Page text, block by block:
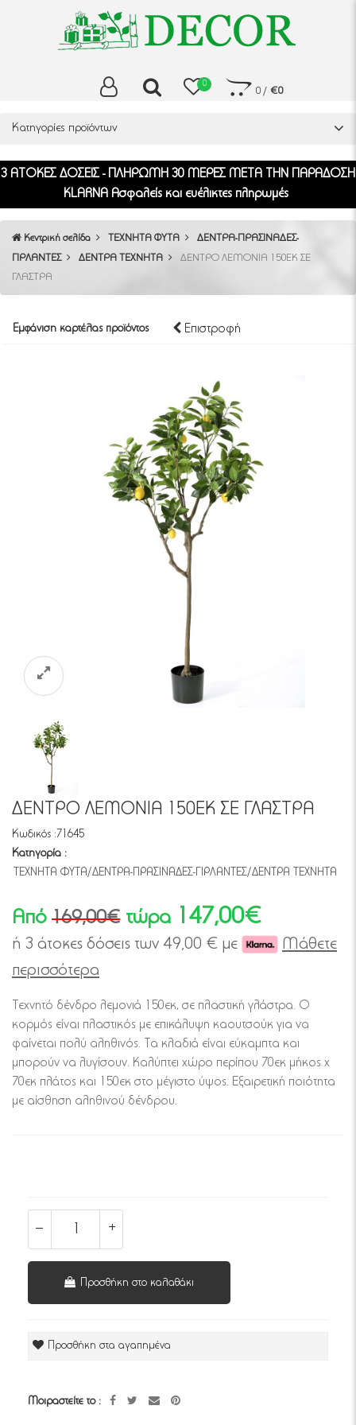
0
0/ €0
Κατηγορίες προϊόντων
3 ΑΤΟΚΕΣ ΔΟΣΕΙΣ - ΠΛΗΡΩΜΗ 30 ΜΕΡΕΣ ΜΕΤΑ ΤΗΝ ΠΑΡΑΔΟΣΗ
KLARNA Ασφαλείς και ευέλικτες πληρωμές
Κεντρική σελίδα ΤΕΧΝΗΤΑ ΦΥΤΑ
ΔΕΝΤΡΑ-ΠΡΑΣΙΝΑΔΕΣ-
ΓΙΡΛΑΝΤΕΣ
ΔΕΝΤΡΑ ΤΕΧΝΗΤΑ
ΔΕΝΤΡΟ ΛΕΜΟΝΙΑ 150ΕΚ ΣΕ
ΓΛΑΣΤΡΑ
Εμφάνιση καρτέλας προϊόντος Επιστροφή
ΔΕΝΤΡΟ ΛΕΜΟΝΙΑ 150ΕΚ ΣΕ ΓΛΑΣΤΡΑ
Κωδικός :71645
Κατηγορία :
ΤΕΧΝΗΤΑ ΦΥΤΑ/ΔΕΝΤΡΑ-ΠΡΑΣΙΝΑΔΕΣ-ΓΙΡΛΑΝΤΕΣ/ΔΕΝΤΡΑ ΤΕΧΝΗΤΑ
Από 169,00€ τώρα 147,00€
ή 3 άτοκες δόσεις των 49,00 € με
Μάθετε
περισσότερα
Τεχνητό δένδρο λεμονιά 150εκ, σε πλαστική γλάστρα. Ο
κορμός είναι πλαστικός με επικάλυψη καουτσούκ για να
φαίνεται πολύ αληθινός. Τα κλαδιά είναι εύκαμπτα και
μπορούν να λυγίσουν. Καλύπτει χώρο περίπου 70εκ μήκος x
70εκ πλάτος και 150εκ στο μέγιστο ύψος. Εξαιρετική ποιότητα
με αίσθηση αληθινού δένδρου.
Προσθήκη στο καλαθάκι
Προσθήκη στα αγαπημένα
Μοιραστείτε το :